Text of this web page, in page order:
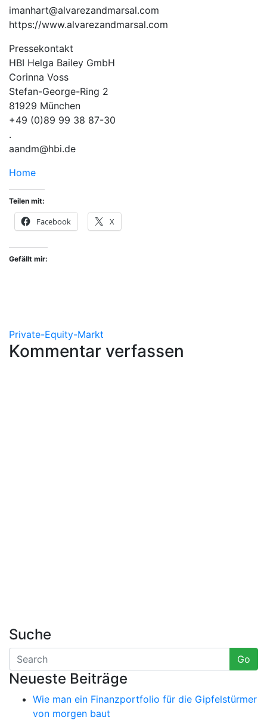
imanhart@alvarezandmarsal.com
https://www.alvarezandmarsal.com
Pressekontakt
HBI Helga Bailey GmbH
Corinna Voss
Stefan-George-Ring 2
81929 München
+49 (0)89 99 38 87-30
.
aandm@hbi.de
Home
Teilen mit:
Facebook X
Gefällt mir:
Private-Equity-Markt
Kommentar verfassen
Suche
Go
Neueste Beiträge
Wie man ein Finanzportfolio für die Gipfelstürmer
von morgen baut